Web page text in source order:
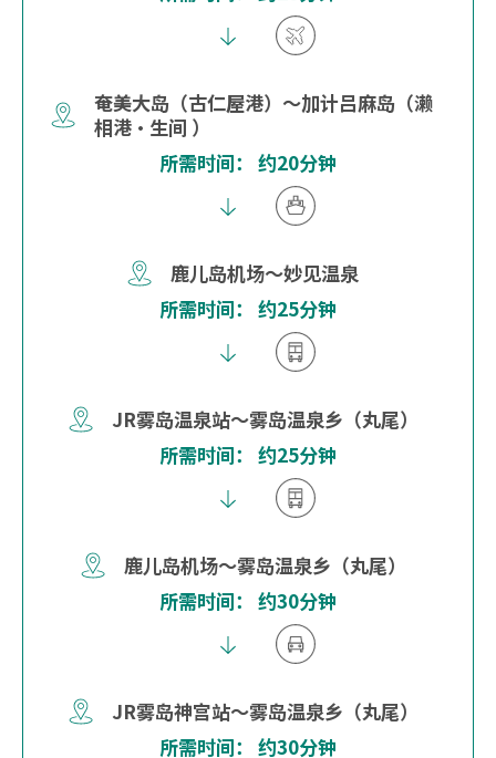
奄美大岛（古仁屋港）～加计吕麻岛（濑
相港・生间 ）
所需时间： 约20分钟
鹿儿岛机场～妙见温泉
所需时间： 约25分钟
JR雾岛温泉站～雾岛温泉乡（丸尾）
所需时间： 约25分钟
鹿儿岛机场～雾岛温泉乡（丸尾）
所需时间： 约30分钟
JR雾岛神宫站～雾岛温泉乡（丸尾）
所需时间： 约30分钟